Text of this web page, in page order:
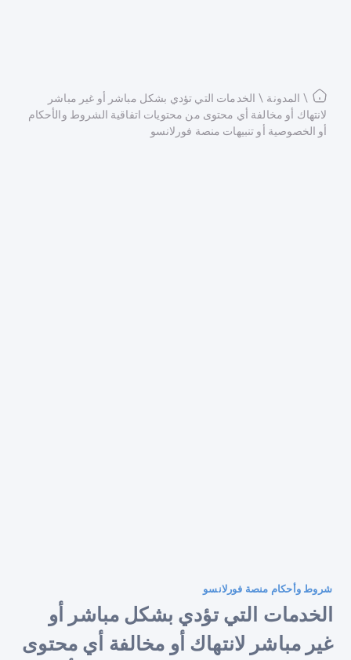
\ المدونة \ الخدمات التي تؤدي بشكل مباشر أو غير مباشر
لانتهاك أو مخالفة أي محتوى من محتويات اتفاقية الشروط والأحكام
أو الخصوصية أو تنبيهات منصة فورلانسو
شروط وأحكام منصة فورلانسو
الخدمات التي تؤدي بشكل مباشر أو
غير مباشر لانتهاك أو مخالفة أي محتوى